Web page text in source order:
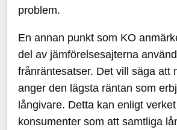
problem.
En annan punkt som KO
del av jämförelsesajterna
frånräntesatser. Det vill säga att
anger den lägsta räntan som
långivare. Detta kan enligt
konsumenter som att samtliga